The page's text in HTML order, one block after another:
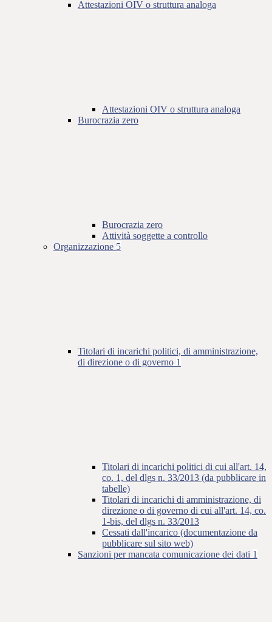
Attestazioni OIV o struttura analoga
Attestazioni OIV o struttura analoga
Burocrazia zero
Burocrazia zero
Attività soggette a controllo
Organizzazione 5
Titolari di incarichi politici, di amministrazione,
di direzione o di governo 1
Titolari di incarichi politici di cui all'art. 14,
co. 1, del dlgs n. 33/2013 (da pubblicare in
tabelle)
Titolari di incarichi di amministrazione, di
direzione o di governo di cui all'art. 14, co.
1-bis, del dlgs n. 33/2013
Cessati dall'incarico (documentazione da
pubblicare sul sito web)
Sanzioni per mancata comunicazione dei dati 1